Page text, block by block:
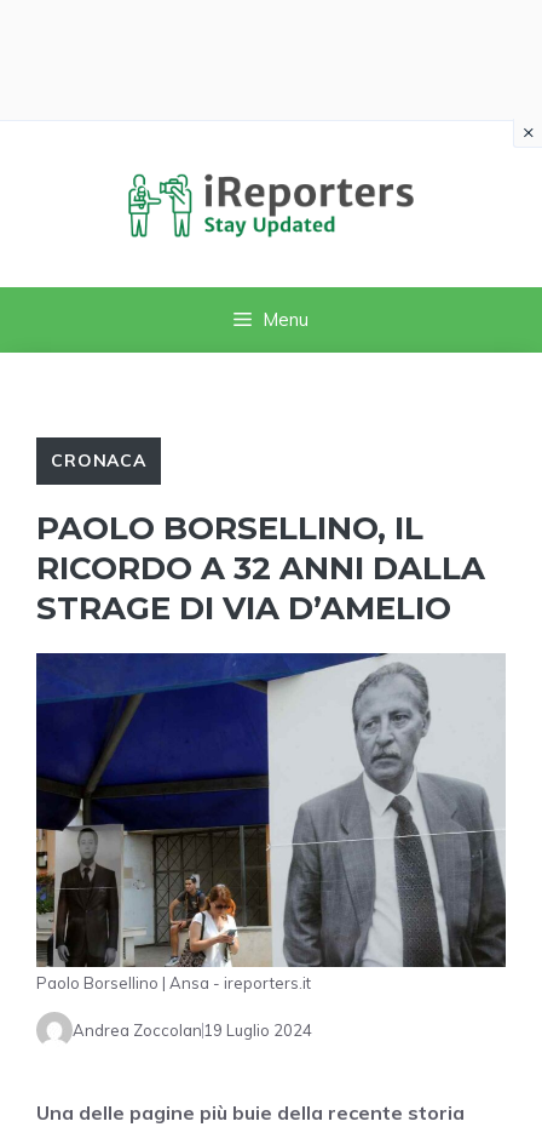
Menu
CRONACA
PAOLO BORSELLINO, IL
RICORDO A 32 ANNI DALLA
STRAGE DI VIA D’AMELIO
Paolo Borsellino | Ansa - ireporters.it
Andrea Zoccolan 19 Luglio 2024
Una delle pagine più buie della recente storia
×